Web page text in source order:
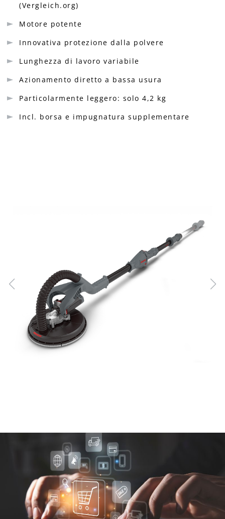
(Vergleich.org)
Motore potente
Innovativa protezione dalla polvere
Lunghezza di lavoro variabile
Azionamento diretto a bassa usura
Particolarmente leggero: solo 4,2 kg
Incl. borsa e impugnatura supplementare